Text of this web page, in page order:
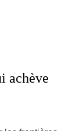
achève